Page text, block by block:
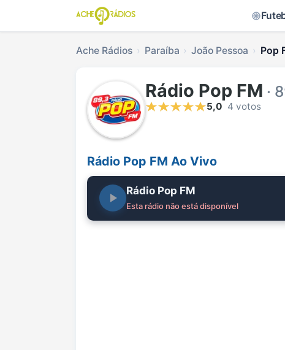
Ache Rádios Paraíba João Pessoa Pop
Rádio Pop FM ·
5,0 4 votos
Rádio Pop FM Ao Vivo
Rádio Pop FM
Esta rádio não está disponível